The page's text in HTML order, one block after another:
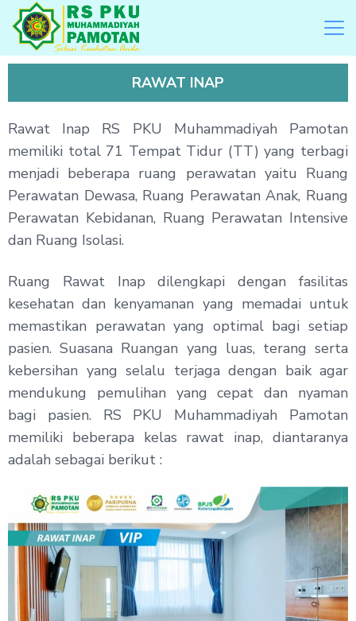
RAWAT INAP
Rawat Inap RS PKU Muhammadiyah Pamotan
memiliki total 71 Tempat Tidur (TT) yang terbagi
menjadi beberapa ruang perawatan yaitu Ruang
Perawatan Dewasa, Ruang Perawatan Anak, Ruang
Perawatan Kebidanan, Ruang Perawatan Intensive
dan Ruang Isolasi.
Ruang Rawat Inap dilengkapi dengan fasilitas
kesehatan dan kenyamanan yang memadai untuk
memastikan perawatan yang optimal bagi setiap
pasien. Suasana Ruangan yang luas, terang serta
kebersihan yang selalu terjaga dengan baik agar
mendukung pemulihan yang cepat dan nyaman
bagi pasien. RS PKU Muhammadiyah Pamotan
memiliki beberapa kelas rawat inap, diantaranya
adalah sebagai berikut :